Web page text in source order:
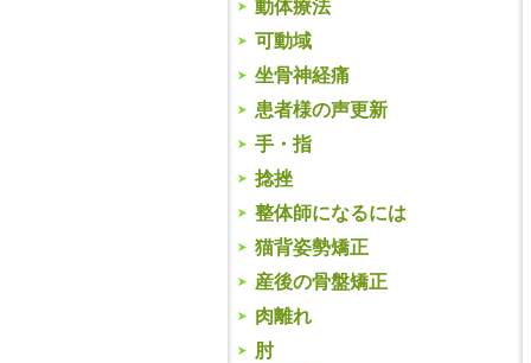
動体療法
可動域
坐骨神経痛
患者様の声更新
手・指
捻挫
整体師になるには
猫背姿勢矯正
産後の骨盤矯正
肉離れ
肘